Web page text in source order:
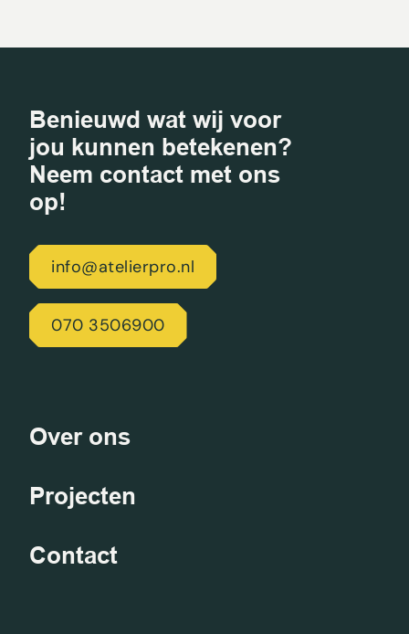
Benieuwd wat wij voor
jou kunnen betekenen?
Neem contact met ons
op!
info@atelierpro.nl
070 3506900
Over ons
Projecten
Contact